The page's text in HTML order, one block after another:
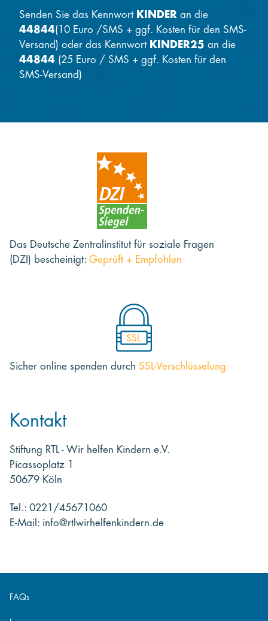
Senden Sie das Kennwort KINDER an die
44844(10 Euro /SMS + ggf. Kosten für den SMS-
Versand) oder das Kennwort KINDER25 an die
44844 (25 Euro / SMS + ggf. Kosten für den
SMS-Versand)
Das Deutsche Zentralinstitut für soziale Fragen
(DZI) bescheinigt: Geprüft + Empfohlen
SSL
Sicher online spenden durch SSL-Verschlüsselung
Kontakt
Stiftung RTL - Wir helfen Kindern e.V.
Picassoplatz 1
50679 Köln
Tel.: 0221/45671060
E-Mail: info@rtlwirhelfenkindern.de
FAQs